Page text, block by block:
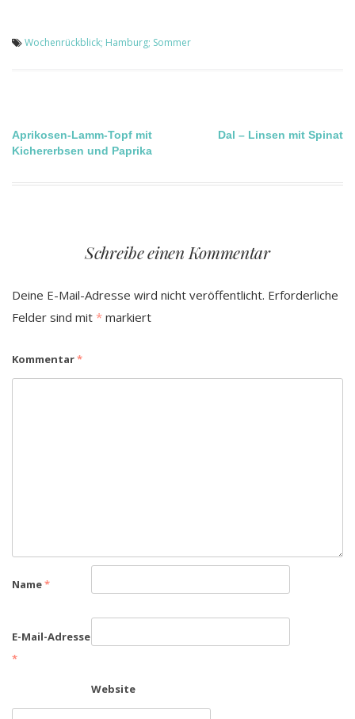
Wochenrückblick; Hamburg; Sommer
Beitragsnavigation
Aprikosen-Lamm-Topf mit
Kichererbsen und Paprika
Dal – Linsen mit Spinat
Schreibe einen Kommentar
Deine E-Mail-Adresse wird nicht veröffentlicht. Erforderliche
Felder sind mit * markiert
Kommentar*
Name*
E-Mail-Adresse
*
Website